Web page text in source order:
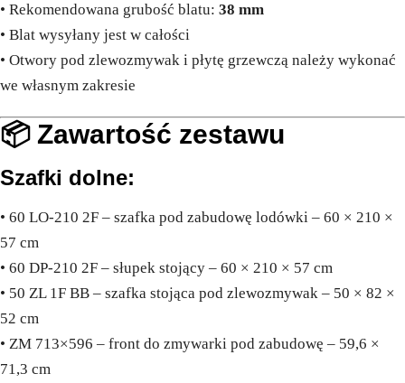
• Rekomendowana grubość blatu: 38 mm
• Blat wysyłany jest w całości
• Otwory pod zlewozmywak i płytę grzewczą należy wykonać
we własnym zakresie
📦 Zawartość zestawu
Szafki dolne:
• 60 LO-210 2F – szafka pod zabudowę lodówki – 60 × 210 ×
57 cm
• 60 DP-210 2F – słupek stojący – 60 × 210 × 57 cm
• 50 ZL 1F BB – szafka stojąca pod zlewozmywak – 50 × 82 ×
52 cm
• ZM 713×596 – front do zmywarki pod zabudowę – 59,6 ×
71,3 cm